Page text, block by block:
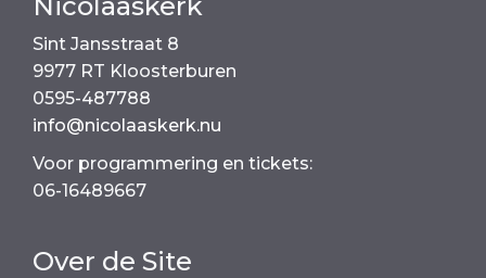
k
Sint Jansstraat 8
9977 RT Kloosterburen
0595-487788
info@nicolaaskerk.nu
Voor programmering en tickets:
06-16489667
Over de Site